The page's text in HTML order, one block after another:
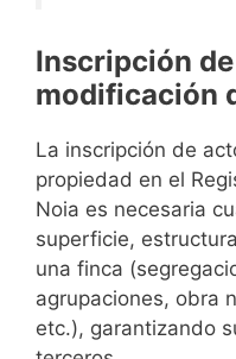
Inscripción
modificación
La inscripción de
propiedad en el
Noia es necesaria
superficie,
una finca
agrupaciones, obra
etc.), garantizando